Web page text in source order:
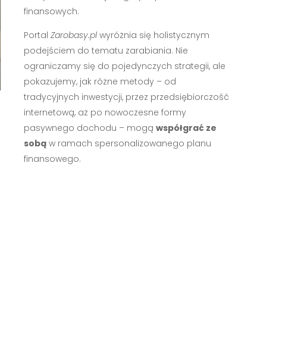
finansowych.
Portal Zarobasy.plwyróżnia się holistycznym
podejściem do tematu zarabiania. Nie
ograniczamy się do pojedynczych strategii, ale
pokazujemy, jak różne metody – od
tradycyjnych inwestycji, przez przedsiębiorczość
internetową, aż po nowoczesne formy
pasywnego dochodu – mogą współgrać ze
sobąw ramach spersonalizowanego planu
finansowego.